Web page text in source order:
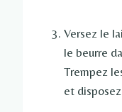
Versez le
le beurre
Trempez
et